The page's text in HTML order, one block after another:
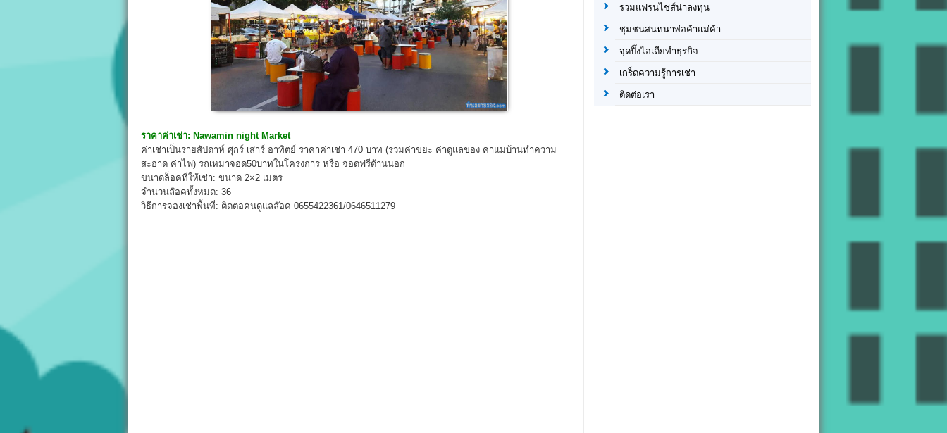
ราคาค่าเช่า: Nawamin night Market
ค่าเช่าเป็นรายสัปดาห์ ศุกร์ เสาร์ อาทิตย์ ราคาค่าเช่า 470 บาท (รวมค่าขยะ ค่าดูแลของ ค่าแม่บ้านทำความ
สะอาด ค่าไฟ) รถเหมาจอด50บาทในโครงการ หรือ จอดฟรีด้านนอก
ขนาดล็อคที่ให้เช่า: ขนาด 2×2 เมตร
จำนวนล๊อคทั้งหมด: 36
วิธีการจองเช่าพื้นที่: ติดต่อคนดูแลล๊อค 0655422361/0646511279
รวมแฟรนไชส์น่าลงทุน
ชุมชนสนทนาพ่อค้าแม่ค้า
จุดปิ๊งไอเดียทำธุรกิจ
เกร็ดความรู้การเช่า
ติดต่อเรา